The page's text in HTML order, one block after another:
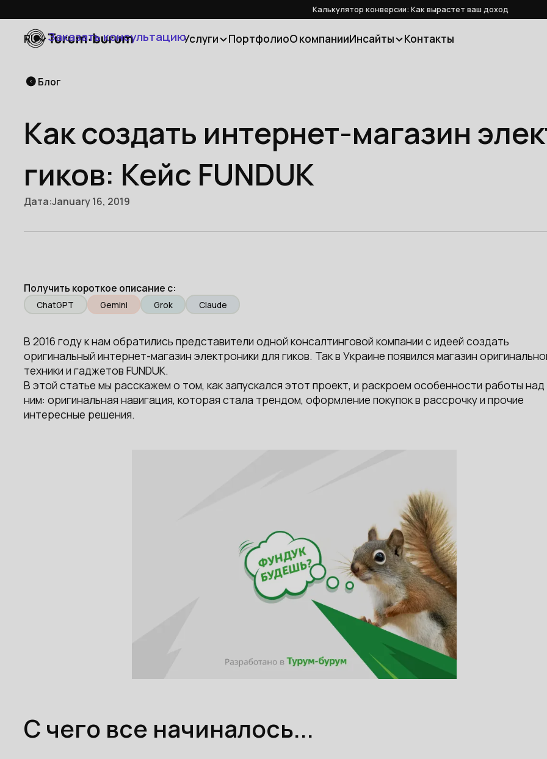
Калькулятор конверсии: Как вырастет ваш доход
Услуги ПортфолиоО компанииИнсайты Контакты
RU Заказать консультацию
Блог
Как создать интернет-магазин
гиков: Кейс FUNDUK
Дата:January 16, 2019
Получить короткое описание с:
ChatGPT Gemini Grok Claude
В 2016 году к нам обратились представители одной консалтинговой компании с идеей создать
оригинальный интернет-магазин электроники для гиков. Так в Украине появился магазин
техники и гаджетов FUNDUK.
В этой статье мы расскажем о том, как запускался этот проект, и раскроем особенности работы над
ним: оригинальная навигация, которая стала трендом, оформление покупок в рассрочку и прочие
интересные решения.
С чего все начиналось...